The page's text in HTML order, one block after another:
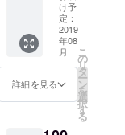
クトの
ために
デザイ
ンしま
した。
彦［監
修］）
１冊 〜
詳細〜
【啓発
ピン
バッ
・啓発
リボン
マグ
ネット
（車に
貼るタ
イプ）1
個 ・コ
ミック
け予
定：
2019
年08
月
詳細を見る
こ
の
リ
タ
ー
ン
を
選
択
す
る